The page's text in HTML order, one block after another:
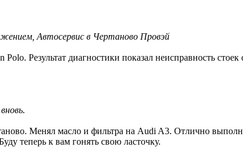
Автосервис в Чертаново Провэй
Результат диагностики показал неисправность
Менял масло и фильтра на Audi A3. Отлично
теперь к вам гонять свою ласточку.